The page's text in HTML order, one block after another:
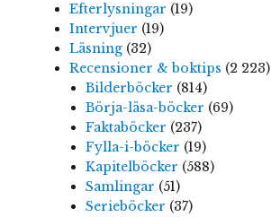
Efterlysningar (19)
Intervjuer (19)
Läsning (32)
Recensioner & boktips (2 223)
Bilderböcker (814)
Börja-läsa-böcker (69)
Faktaböcker (237)
Fylla-i-böcker (19)
Kapitelböcker (588)
Samlingar (51)
Serieböcker (37)